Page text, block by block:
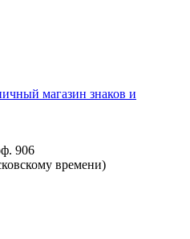
магазин знаков и
906
времени)